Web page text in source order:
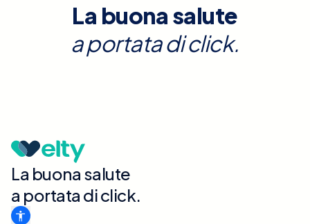
La buona salute
a portata di click.
La buona salute
a portata di click.